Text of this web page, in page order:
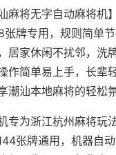
麻将无字自动麻将机
张牌专用，规则简单
居家休闲不扰邻，洗
作简单易上手，长辈
潮汕本地麻将的轻松氛
专为浙江杭州麻将玩
张牌通用，机器自